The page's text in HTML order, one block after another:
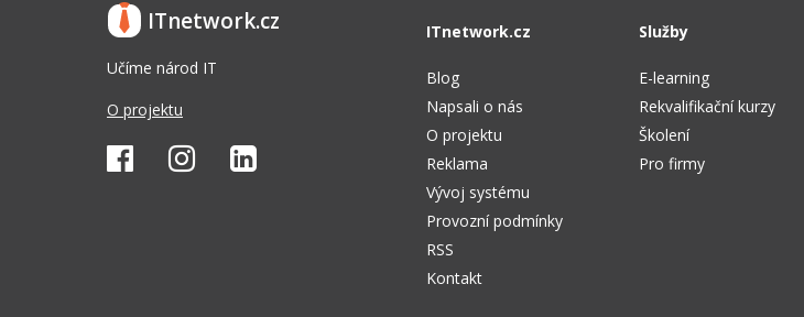
ITnetwork.cz
Učíme národ IT
O projektu
ITnetwork.cz
Blog
Napsali o nás
O projektu
Reklama
Vývoj systému
Provozní podmínky
RSS
Kontakt
Služby
E-learning
Rekvalifikační kurzy
Školení
Pro firmy